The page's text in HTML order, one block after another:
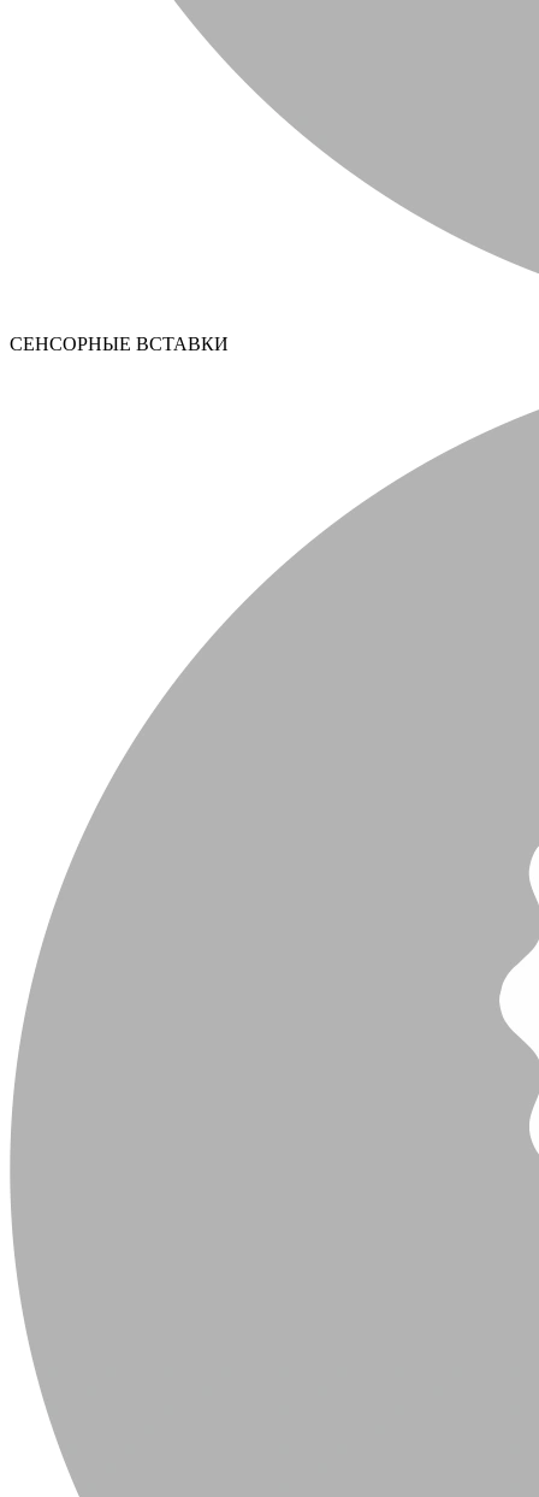
СЕНСОРНЫЕ ВСТАВКИ